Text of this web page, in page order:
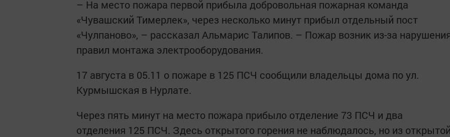
– На место пожара первой прибыла добровольная пожарная команда
«Чувашский Тимерлек», через несколько минут прибыл отдельный пост
«Чулпаново», – рассказал Альмарис Талипов. – Пожар возник из-за
правил монтажа электрооборудования.
17 августа в 05.11 о пожаре в 125 ПСЧ сообщили владельцы дома по ул.
Курмышская в Нурлате.
Через пять минут на место пожара прибыло отделение 73 ПСЧ и два
отделения 125 ПСЧ. Здесь открытого горения не наблюдалось, но из